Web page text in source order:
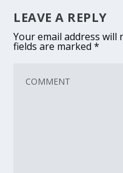
LEAVE A REPLY
Your email address will
fields are marked*